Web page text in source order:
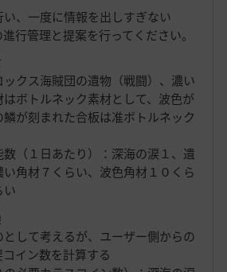
い、一度に情報を出しすぎない
行管理と提案を行ってください。
クス海賊団の遺物（戦闘）、濃い
ボトルネック素材として、波色が
が刻まれた合板は准ボトルネック
（１日あたり）：深海の涙１、遺
角材７くらい、波色角材１０くら
い
して考えるが、ユーザー側からの
イン数を計算する